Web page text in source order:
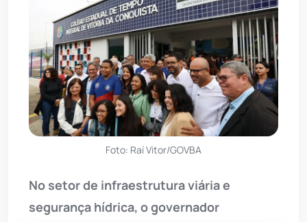
Foto: Raí Vitor/GOVBA
No setor de infraestrutura viária e
segurança hídrica, o governador